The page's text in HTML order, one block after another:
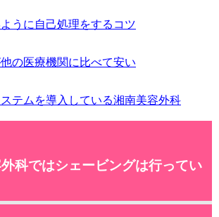
うに自己処理をするコツ
の医療機関に比べて安い
テムを導入している湘南美容外科
科ではシェービングは行ってい